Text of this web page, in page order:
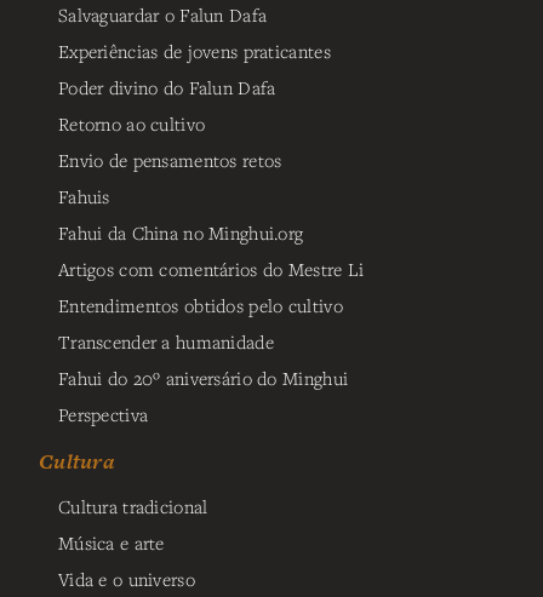
Salvaguardar o Falun Dafa
Experiências de jovens praticantes
Poder divino do Falun Dafa
Retorno ao cultivo
Envio de pensamentos retos
Fahuis
Fahui da China no Minghui.org
Artigos com comentários do Mestre Li
Entendimentos obtidos pelo cultivo
Transcender a humanidade
Fahui do 20º aniversário do Minghui
Perspectiva
Cultura
Cultura tradicional
Música e arte
Vida e o universo